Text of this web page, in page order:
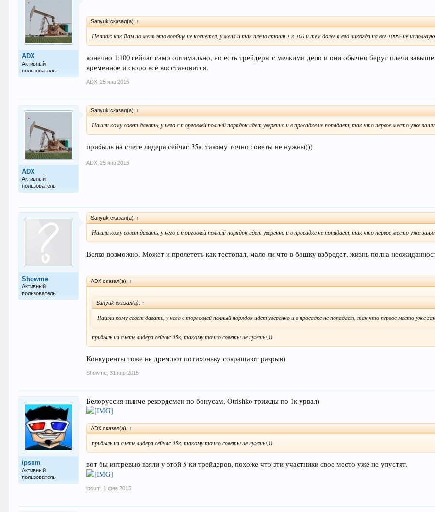
ADX
Активный
пользователь
Sanyuk сказал(а): ↑
Не знаю как Вам но меня это вообще не коснется, у меня и так плечо стоит 1 к 100 и тем более я его никогда на все 100% не использую.
конечно 1:100 сейчас само оптимально, но есть трейдеры с мелкими депо и они обычно берут плечи
временное и скоро все восстановится.
ADX 25 янв 2015
ADX
Активный
пользователь
Sanyuk сказал(а): ↑
Нашли кому совет давать, у него с торговлей полный порядок идет уверенно и в просадке не попадает, так что первое место уже
прибыль на счете лидера сейчас 35к, такому точно советы не нужны)))
ADX 25 янв 2015
Showme
Активный
пользователь
Sanyuk сказал(а): ↑
Нашли кому совет давать, у него с торговлей полный порядок идет уверенно и в просадке не попадает, так что первое место уже
Всяко возможно. Может и пролететь как тестопал, мало ли что в бошку взбредет, жизнь полна
ADX сказал(а): ↑
Sanyuk сказал(а): ↑
Нашли кому совет давать, у него с торговлей полный порядок идет уверенно и в просадке не попадает, так что первое место уже
прибыль на счете лидера сейчас 35к, такому точно советы не нужны)))
Конкуренты тоже не дремлют потихоньку сокращают разрыв)
Showme 31 янв 2015
ipsum
Активный
пользователь
Белоруссия нынче рекордсмен по бонусам, Otrishko трижды по 1к урвал)
ADX сказал(а): ↑
прибыль на счете лидера сейчас 35к, такому точно советы не нужны)))
вот бы интревью взяли у этой 5-ки трейдеров, похоже что эти участники свое место уже не упустят.
ipsum 1 фев 2015